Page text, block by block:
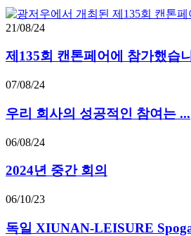
21/08/24
제135회 캔톤페어에 참가했습
07/08/24
우리 회사의 성공적인 참여는 ...
06/08/24
2024년 중간 회의
06/10/23
독일 XIUNAN-LEISURE